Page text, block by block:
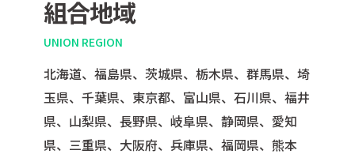
組合地域
UNION REGION
北海道、福島県、茨城県、栃⽊県、群⾺県、埼
⽟県、千葉県、東京都、富⼭県、⽯川県、福井
県、⼭梨県、⻑野県、岐⾩県、静岡県、愛知
県、三重県、⼤阪府、兵庫県、福岡県、熊本